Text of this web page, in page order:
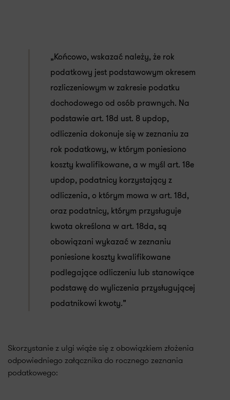
„Końcowo, wskazać należy, że rok
podatkowy jest podstawowym okresem
rozliczeniowym w zakresie podatku
dochodowego od osób prawnych. Na
podstawie art. 18d ust. 8 updop,
odliczenia dokonuje się w zeznaniu za
rok podatkowy, w którym poniesiono
koszty kwalifikowane, a w myśl art. 18e
updop, podatnicy korzystający z
odliczenia, o którym mowa w art. 18d,
oraz podatnicy, którym przysługuje
kwota określona w art. 18da, są
obowiązani wykazać w zeznaniu
poniesione koszty kwalifikowane
podlegające odliczeniu lub stanowiące
podstawę do wyliczenia przysługującej
podatnikowi kwoty.”
Skorzystanie z ulgi wiąże się z obowiązkiem złożenia
odpowiedniego załącznika do rocznego zeznania
podatkowego: